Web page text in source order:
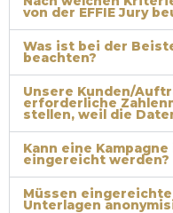
von der EFFIE Jury
Was ist bei der
beachten?
Unsere Kunden/
erforderliche
stellen, weil die
Kann eine
eingereicht werden?
Müssen
Unterlagen